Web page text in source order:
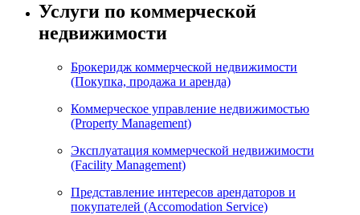
Услуги по коммерческой
недвижимости
Брокеридж коммерческой недвижимости
(Покупка, продажа и аренда)
Коммерческое управление недвижимостью
(Property Management)
Эксплуатация коммерческой недвижимости
(Facility Management)
Представление интересов арендаторов и
покупателей (Accomodation Service)